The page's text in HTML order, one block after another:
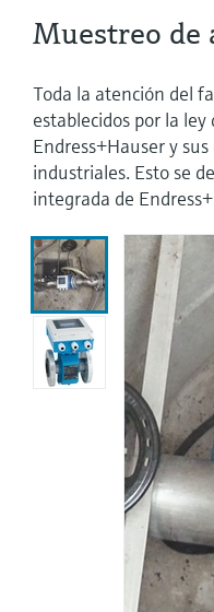
Muestreo de
Toda la atención del
establecidos por la
Endress+Hauser y
industriales. Esto se
integrada de